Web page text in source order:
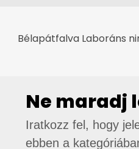
Bélapátfalva Laboráns
Ne maradj
Iratkozz fel, hogy
ebben a